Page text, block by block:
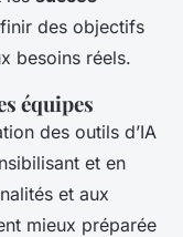
des objectifs
besoins réels.
équipes
des outils d’IA
et en
et aux
mieux préparée